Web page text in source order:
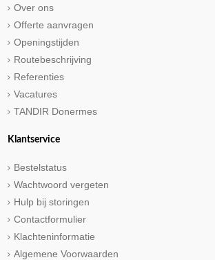
Over ons
Offerte aanvragen
Openingstijden
Routebeschrijving
Referenties
Vacatures
TANDIR Donermes
Klantservice
Bestelstatus
Wachtwoord vergeten
Hulp bij storingen
Contactformulier
Klachteninformatie
Algemene Voorwaarden